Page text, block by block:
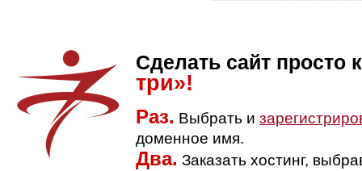
Сделать сайт просто
три»!
Раз. Выбрать и
доменное имя.
Два. Заказать хостинг,